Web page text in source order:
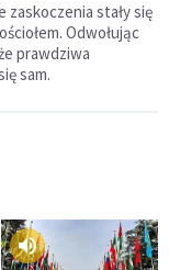
zaskoczenia stały się
Odwołując
prawdziwa
sam.